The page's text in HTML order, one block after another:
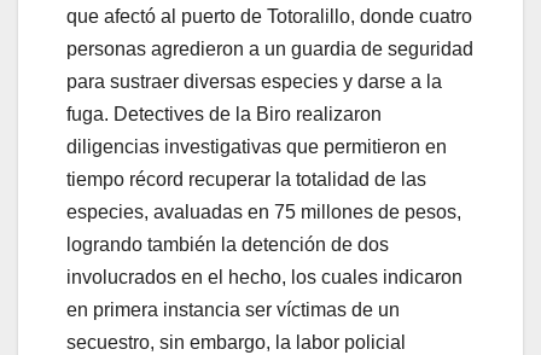
que afectó al puerto de Totoralillo, donde cuatro
personas agredieron a un guardia de seguridad
para sustraer diversas especies y darse a la
fuga. Detectives de la Biro realizaron
diligencias investigativas que permitieron en
tiempo récord recuperar la totalidad de las
especies, avaluadas en 75 millones de pesos,
logrando también la detención de dos
involucrados en el hecho, los cuales indicaron
en primera instancia ser víctimas de un
secuestro, sin embargo, la labor policial